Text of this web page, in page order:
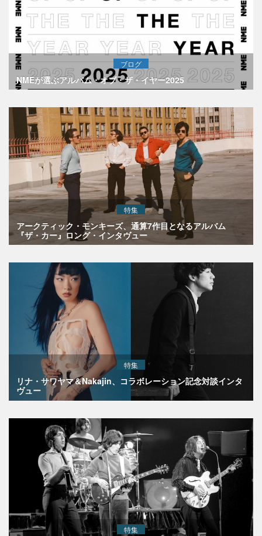
ブログ
NMEが選ぶアルバム・オブ・ザ・イヤー2025
特集
アークティック・モンキーズ、通算7作目となるアルバム
『ザ・カー』ロング・インタヴュー
特集
リナ・サワヤマ＆Nakajin、コラボレーション記念対談インタ
ヴュー
特集